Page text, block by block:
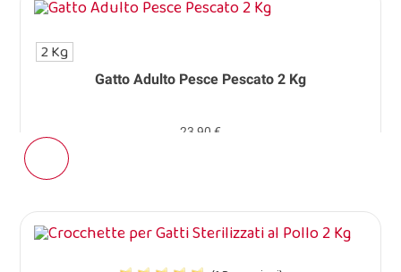
Gatto Adulto Pesce Pescato 2 Kg
23,90 €
2 Kg